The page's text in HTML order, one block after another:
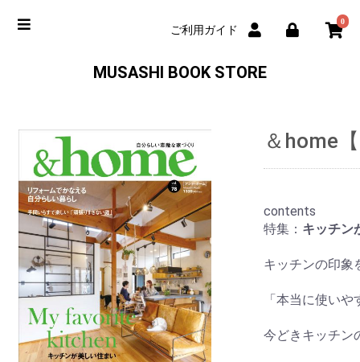
ご利用ガイド
0
MUSASHI BOOK STORE
＆home
contents
特集： キッチン
キッチンの印象
「本当に使い
今どきキッチン